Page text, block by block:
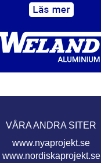
VÅRA ANDRA SITER
www.nyaprojekt.se
www.nordiskaprojekt.se